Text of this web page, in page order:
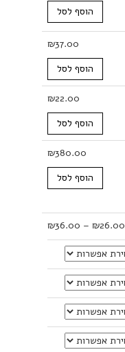
הוסף לסל
₪37.00
הוסף לסל
₪22.00
הוסף לסל
₪380.00
הוסף לסל
₪26.00
–
₪36.00 טווח
מחירים:
עד